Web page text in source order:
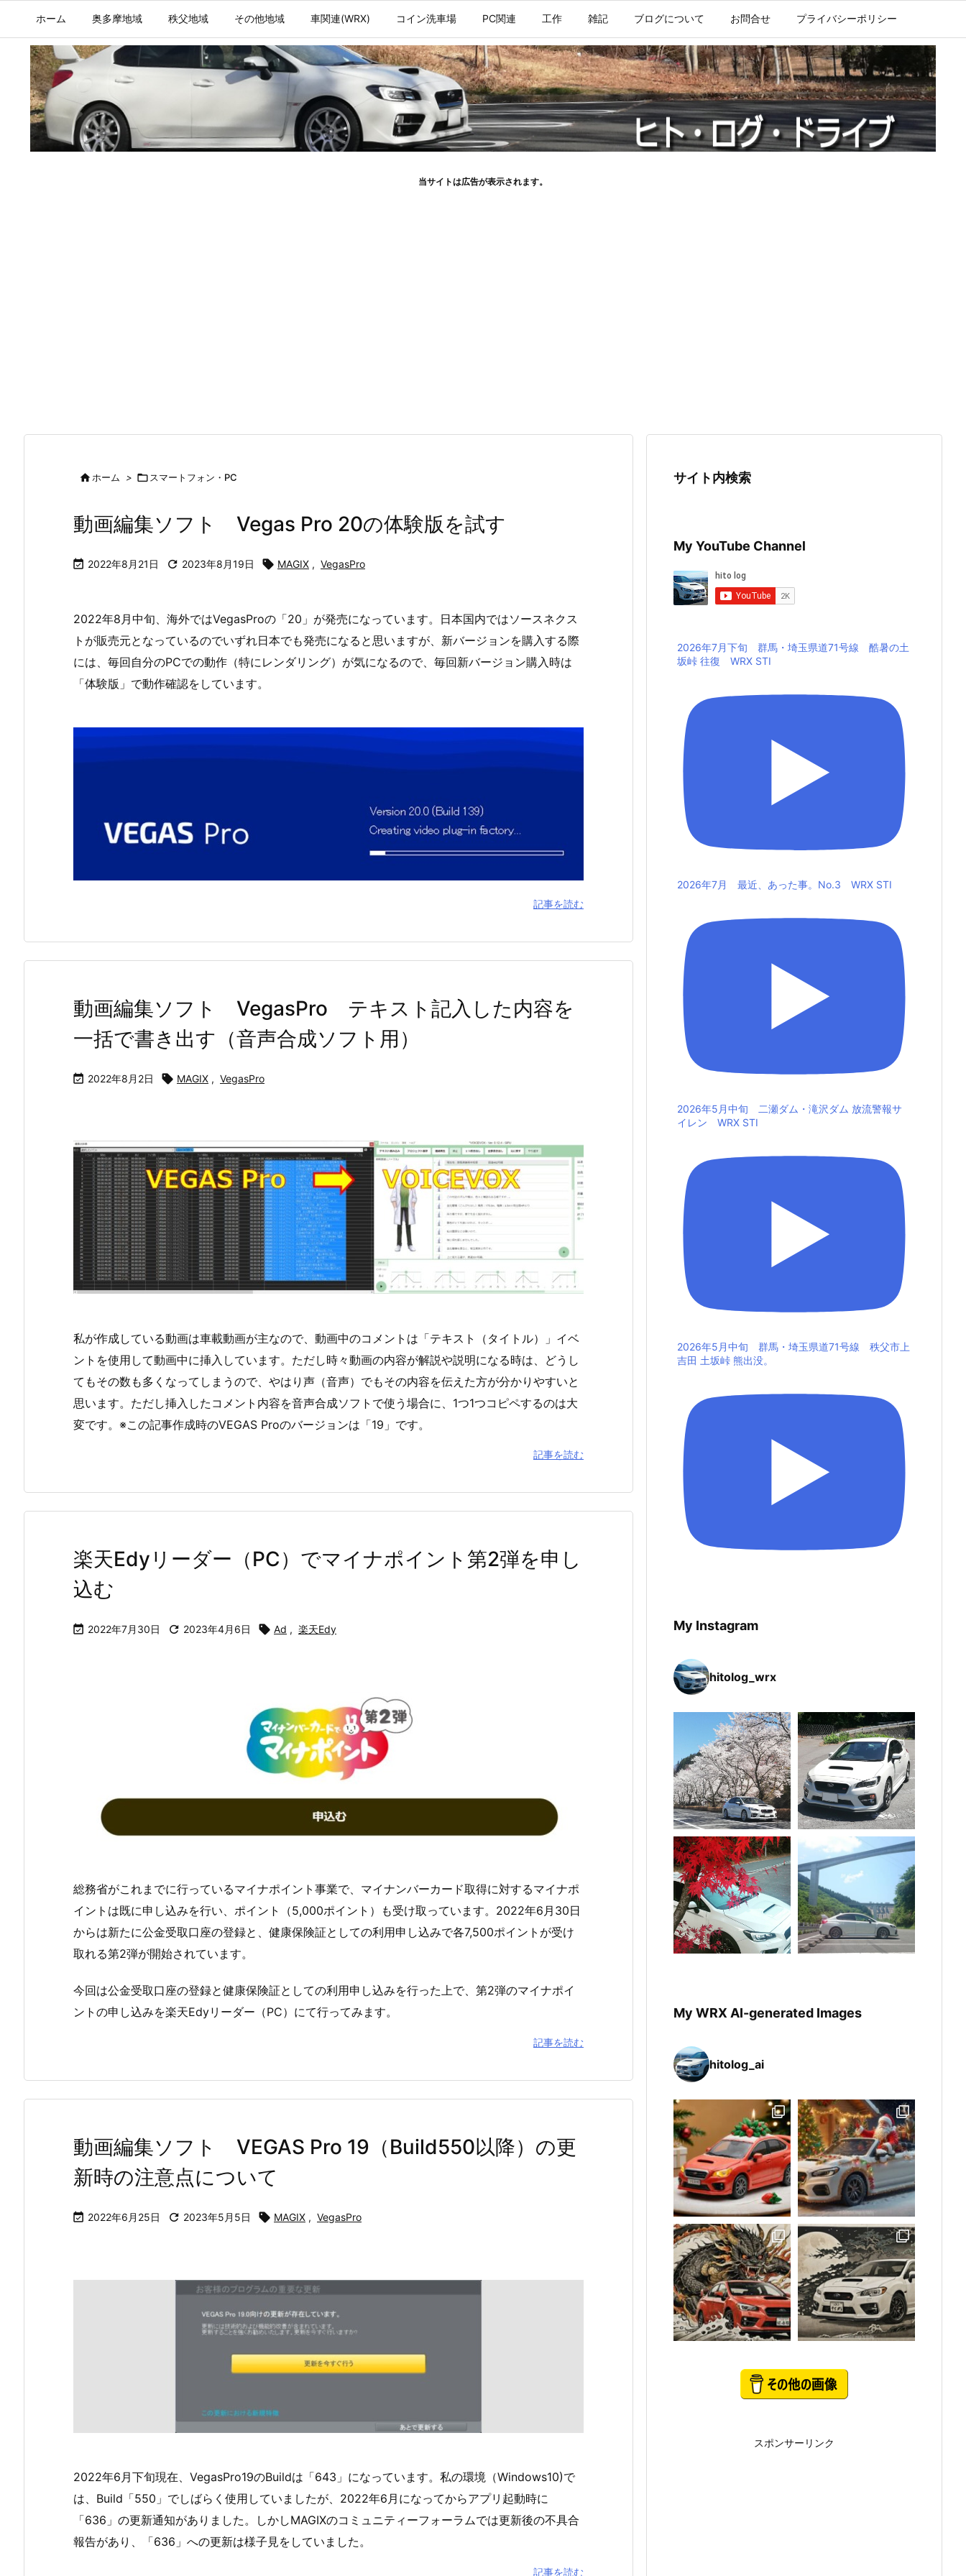
ホーム 奥多摩地域 秩父地域 その他地域 車関連(WRX) コイン洗車場 PC関連 工作 雑記 ブログについて お問合せ プライバシーポリシー
当サイトは広告が表示されます。
ホーム >  スマートフォン・PC
動画編集ソフト Vegas Pro 20の体験版を試す
 2022年8月21日  2023年8月19日  MAGIX , VegasPro
2022年8月中旬、海外ではVegasProの「20」が発売になっています。日本国内ではソースネクス
トが販売元となっているのでいずれ日本でも発売になると思いますが、新バージョンを購入する際
には、毎回自分のPCでの動作（特にレンダリング）が気になるので、毎回新バージョン購入時は
「体験版」で動作確認をしています。
記事を読む
動画編集ソフト VegasPro テキスト記入した内容を
一括で書き出す（音声合成ソフト用）
 2022年8月2日  MAGIX , VegasPro
私が作成している動画は車載動画が主なので、動画中のコメントは「テキスト（タイトル）」イベ
ントを使用して動画中に挿入しています。ただし時々動画の内容が解説や説明になる時は、どうし
てもその数も多くなってしまうので、やはり声（音声）でもその内容を伝えた方が分かりやすいと
思います。ただし挿入したコメント内容を音声合成ソフトで使う場合に、1つ1つコピペするのは大
変です。※この記事作成時のVEGAS Proのバージョンは「19」です。
記事を読む
楽天Edyリーダー（PC）でマイナポイント第2弾を申し
込む
 2022年7月30日  2023年4月6日  Ad , 楽天Edy
総務省がこれまでに行っているマイナポイント事業で、マイナンバーカード取得に対するマイナポ
イントは既に申し込みを行い、ポイント（5,000ポイント）も受け取っています。2022年6月30日
からは新たに公金受取口座の登録と、健康保険証としての利用申し込みで各7,500ポイントが受け
取れる第2弾が開始されています。
今回は公金受取口座の登録と健康保険証としての利用申し込みを行った上で、第2弾のマイナポイ
ントの申し込みを楽天Edyリーダー（PC）にて行ってみます。
記事を読む
動画編集ソフト VEGAS Pro 19（Build550以降）の更
新時の注意点について
 2022年6月25日  2023年5月5日  MAGIX , VegasPro
2022年6月下旬現在、VegasPro19のBuildは「643」になっています。私の環境（Windows10)で
は、Build「550」でしばらく使用していましたが、2022年6月になってからアプリ起動時に
「636」の更新通知がありました。しかしMAGIXのコミュニティーフォーラムでは更新後の不具合
報告があり、「636」への更新は様子見をしていました。
記事を読む
サイト内検索
My YouTube Channel
2026年7月下旬 群馬・埼玉県道71号線 酷暑の土
坂峠 往復 WRX STI
2026年7月 最近、あった事。No.3 WRX STI
2026年5月中旬 二瀬ダム・滝沢ダム 放流警報サ
イレン WRX STI
2026年5月中旬 群馬・埼玉県道71号線 秩父市上
吉田 土坂峠 熊出没。
My Instagram
hitolog_wrx
My WRX AI-generated Images
hitolog_ai
スポンサーリンク